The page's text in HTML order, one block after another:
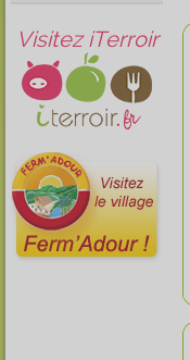
Visitez iTerroir